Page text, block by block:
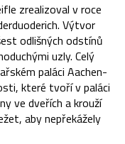
zrealizoval v roce
Výtvor
odlišných odstínů
uzly. Celý
paláci Aachen-
které tvoří v paláci
ve dveřích a krouží
aby nepřekážely